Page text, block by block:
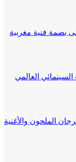
بصمة فنية مغربية
العالمي
الملحون والأغنية